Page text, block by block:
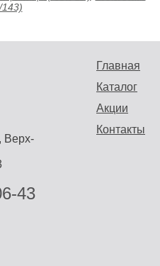
Главная
Каталог
Акции
Контакты
Верх-
43